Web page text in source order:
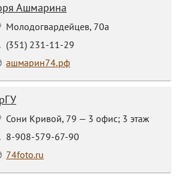
Ашмарина
Молодогвардейцев, 70а
(351) 231-11-29
ашмарин74.рф
Сони Кривой, 79 — 3 офис; 3 этаж
8-908-579-67-90
74foto.ru